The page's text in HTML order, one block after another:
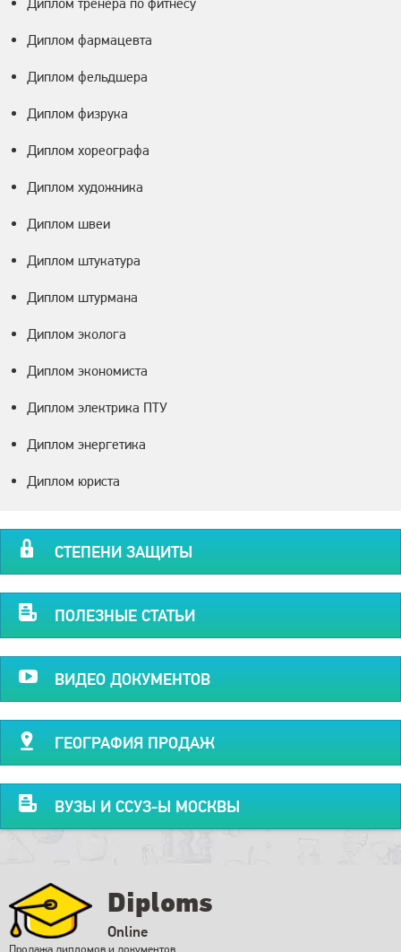
Диплом фармацевта
Диплом фельдшера
Диплом физрука
Диплом хореографа
Диплом художника
Диплом швеи
Диплом штукатура
Диплом штурмана
Диплом эколога
Диплом экономиста
Диплом электрика ПТУ
Диплом энергетика
Диплом юриста
СТЕПЕНИ ЗАЩИТЫ
ПОЛЕЗНЫЕ СТАТЬИ
ВИДЕО ДОКУМЕНТОВ
ГЕОГРАФИЯ ПРОДАЖ
ВУЗЫ И ССУЗ-Ы МОСКВЫ
Diploms
Online
Продажа дипломов и документов.